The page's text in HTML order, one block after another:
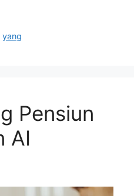
yang
Pensiun
AI